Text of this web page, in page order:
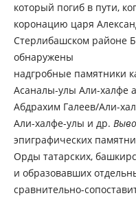
который погиб в пути,
коронацию царя
Стерлибашском районе
обнаружены
надгробные памятники
Асаналы-улы Али-халфе
Абдрахим Галеев/Али-
Али-халфе-улы и др.
эпиграфических
Орды татарских,
и образовавших
сравнительно-